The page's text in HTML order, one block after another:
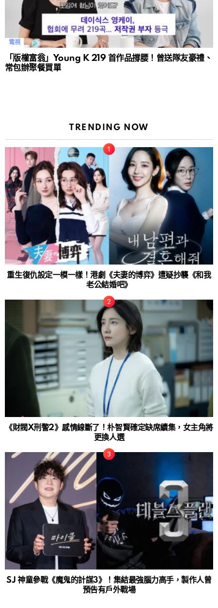
電視
「版權富翁」Young K 219 首作品撐腰！曾送隊友豪禮、
常包辦聚餐買單
TRENDING NOW
重生復仇設定一模一樣！港劇《夫妻的博弈》遭疑抄襲《和我
老公結婚吧》
《財閥X刑警2》感情線斷了！朴智賢確定缺席續集，女主角將
更換人選
SJ 神童參戰《魔鬼的計謀3》！集結最強腦力高手，製作人曾
預告有戶外戰場